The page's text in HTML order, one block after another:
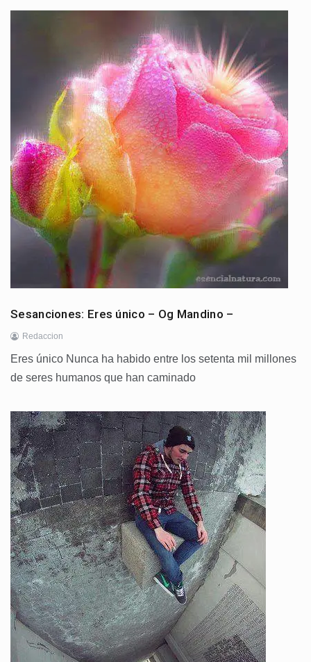
Sesanciones: Eres único – Og Mandino –
Redaccion
Eres único Nunca ha habido entre los setenta mil millones
de seres humanos que han caminado